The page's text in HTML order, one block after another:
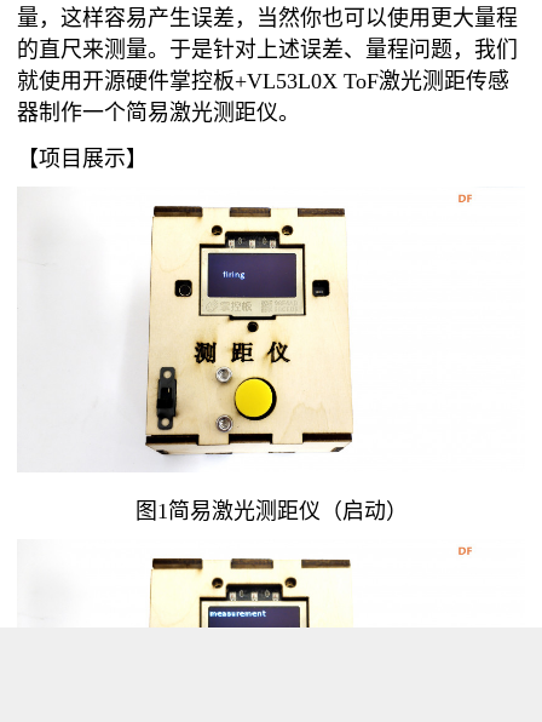
量，这样容易产生误差，当然你也可以使用更大量程
的直尺来测量。于是针对上述误差、量程问题，我们
就使用开源硬件掌控板+VL53L0X ToF激光测距传感
器制作一个简易激光测距仪。
【项目展示】
图1简易激光测距仪（启动）